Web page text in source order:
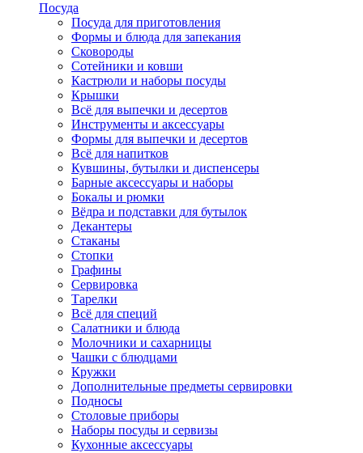
Посуда
Посуда для приготовления
Формы и блюда для запекания
Сковороды
Сотейники и ковши
Кастрюли и наборы посуды
Крышки
Всё для выпечки и десертов
Инструменты и аксессуары
Формы для выпечки и десертов
Всё для напитков
Кувшины, бутылки и диспенсеры
Барные аксессуары и наборы
Бокалы и рюмки
Вёдра и подставки для бутылок
Декантеры
Стаканы
Стопки
Графины
Сервировка
Тарелки
Всё для специй
Салатники и блюда
Молочники и сахарницы
Чашки с блюдцами
Кружки
Дополнительные предметы сервировки
Подносы
Столовые приборы
Наборы посуды и сервизы
Кухонные аксессуары